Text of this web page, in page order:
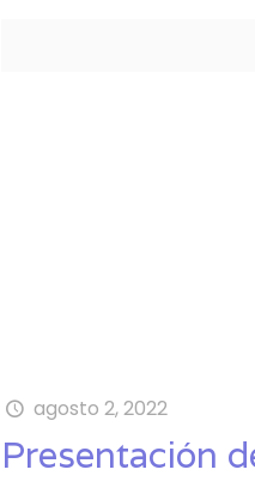
agosto 2, 2022
Presentación